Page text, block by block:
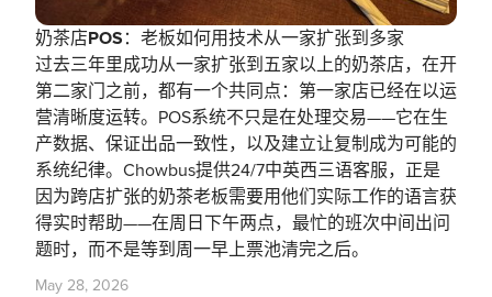
奶茶店POS：老板如何用技术从一家扩张到多家
过去三年里成功从一家扩张到五家以上的奶茶店，在开
第二家门之前，都有一个共同点：第一家店已经在以运
营清晰度运转。POS系统不只是在处理交易——它在生
产数据、保证出品一致性，以及建立让复制成为可能的
系统纪律。Chowbus提供24/7中英西三语客服，正是
因为跨店扩张的奶茶老板需要用他们实际工作的语言获
得实时帮助——在周日下午两点，最忙的班次中间出问
题时，而不是等到周一早上票池清完之后。
May 28, 2026